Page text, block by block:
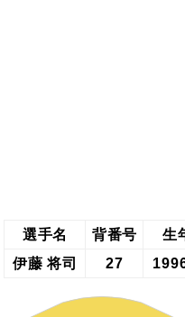
選手名 背番号 生
伊藤 将司
27